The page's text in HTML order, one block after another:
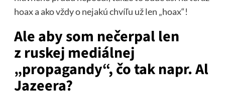
hoax a ako vždy o nejakú chvíľu už len „hoax“!
Ale aby som nečerpal len
z ruskej mediálnej
„propagandy“, čo tak napr. Al
Jazeera?